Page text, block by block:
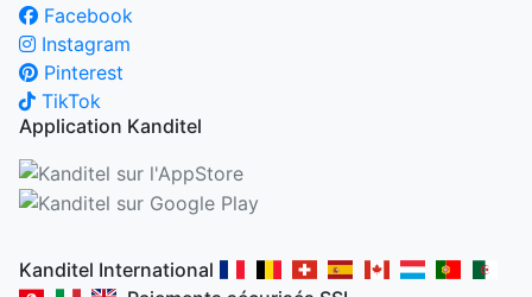
Facebook
Instagram
Pinterest
TikTok
Application Kanditel
Kanditel International